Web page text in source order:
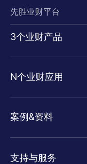
先胜业财平台
3个业财产品
N个业财应用
案例&资料
支持与服务